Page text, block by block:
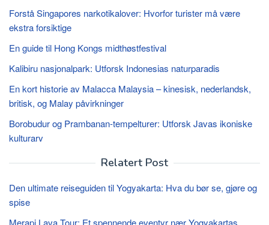
Forstå Singapores narkotikalover: Hvorfor turister må være
ekstra forsiktige
En guide til Hong Kongs midthøstfestival
Kalibiru nasjonalpark: Utforsk Indonesias naturparadis
En kort historie av Malacca Malaysia – kinesisk, nederlandsk,
britisk, og Malay påvirkninger
Borobudur og Prambanan-tempelturer: Utforsk Javas ikoniske
kulturarv
Relatert Post
Den ultimate reiseguiden til Yogyakarta: Hva du bør se, gjøre og
spise
Merapi Lava Tour: Et spennende eventyr nær Yogyakartas